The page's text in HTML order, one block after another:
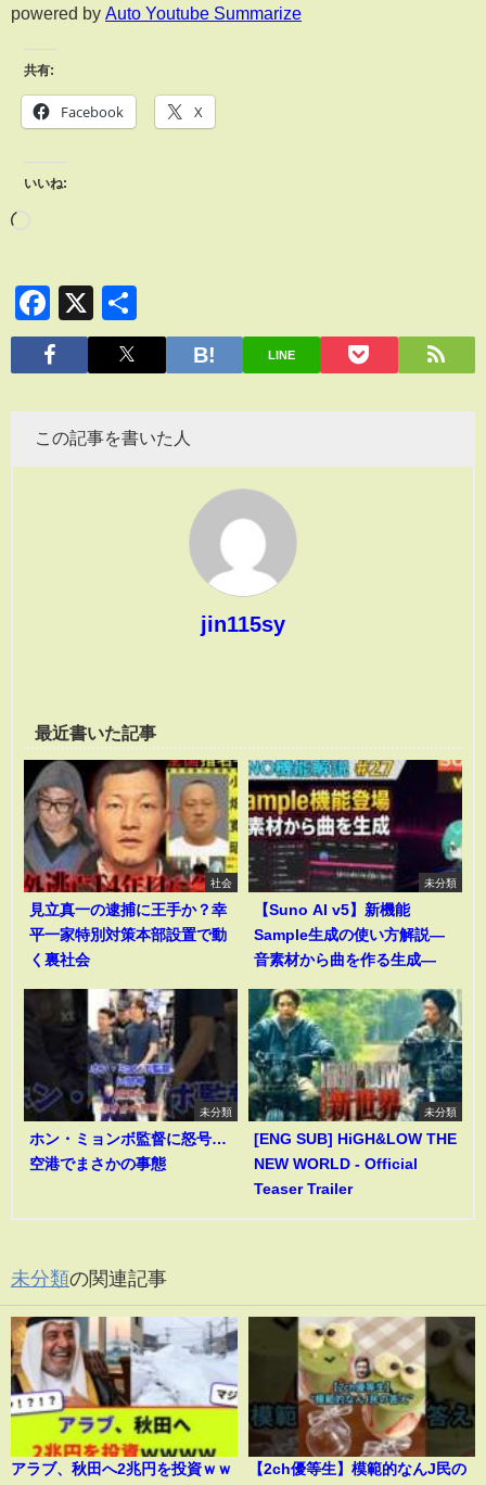
powered by Auto Youtube Summarize
共有:
Facebook X
いいね:
Facebook
X
有
LINE
この記事を書いた人
jin115sy
最近書いた記事
社会
見立真一の逮捕に王手か？幸
平一家特別対策本部設置で動
く裏社会
未分類
【Suno AI v5】新機能
Sample生成の使い方解説―
音素材から曲を作る生成―
未分類
ホン・ミョンボ監督に怒号…
空港でまさかの事態
未分類
[ENG SUB] HiGH&LOW THE
NEW WORLD - Official
Teaser Trailer
未分類の関連記事
アラブ、秋田へ2兆円を投資ｗｗ 【2ch優等生】模範的なんJ民の